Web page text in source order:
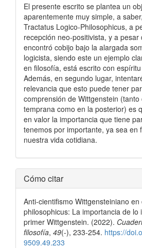
El presente escrito se plantea un
aparentemente muy simple, a
Tractatus Logico-Philosophicus, a
recepción neo-positivista, y a pesar
encontró cobijo bajo la alargada
logicista, siendo este un ejemplo
en filosofía, está escrito con
Además, en segundo lugar,
relevancia que esto puede tener
comprensión de Wittgenstein (tanto
temprana como en la posterior) es
en valor la importancia que tiene
tenemos por importante, ya sea en
nuestra vida cotidiana.
Detalles
del
artículo
Cómo citar
Anti-cientifismo Wittgensteiniano
philosophicus: La importancia de lo
primer Wittgenstein. (2022).
filosofía, 49(-), 233-254. https://
9509.49.233